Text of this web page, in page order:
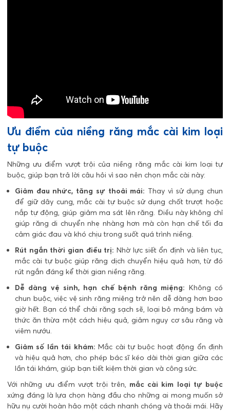
Ưu điểm của niềng răng mắc cài kim loại
tự buộc
Những ưu điểm vượt trội của niềng răng mắc cài kim loại tự
buộc, giúp bạn trả lời câu hỏi vì sao nên chọn mắc cài này:
Giảm đau nhức, tăng sự thoải mái: Thay vì sử dụng chun
để giữ dây cung, mắc cài tự buộc sử dụng chốt trượt hoặc
nắp tự động, giúp giảm ma sát lên răng. Điều này không chỉ
giúp răng di chuyển nhẹ nhàng hơn mà còn hạn chế tối đa
cảm giác đau và khó chịu trong suốt quá trình niềng.
Rút ngắn thời gian điều trị: Nhờ lực siết ổn định và liên tục,
mắc cài tự buộc giúp răng dịch chuyển hiệu quả hơn, từ đó
rút ngắn đáng kể thời gian niềng răng.
Dễ dàng vệ sinh, hạn chế bệnh răng miệng: Không có
chun buộc, việc vệ sinh răng miệng trở nên dễ dàng hơn bao
giờ hết. Bạn có thể chải răng sạch sẽ, loại bỏ mảng bám và
thức ăn thừa một cách hiệu quả, giảm nguy cơ sâu răng và
viêm nướu.
Giảm số lần tái khám: Mắc cài tự buộc hoạt động ổn định
và hiệu quả hơn, cho phép bác sĩ kéo dài thời gian giữa các
lần tái khám, giúp bạn tiết kiệm thời gian và công sức.
Với những ưu điểm vượt trội trên, mắc cài kim loại tự buộc
xứng đáng là lựa chọn hàng đầu cho những ai mong muốn sở
hữu nụ cười hoàn hảo một cách nhanh chóng và thoải mái. Hãy